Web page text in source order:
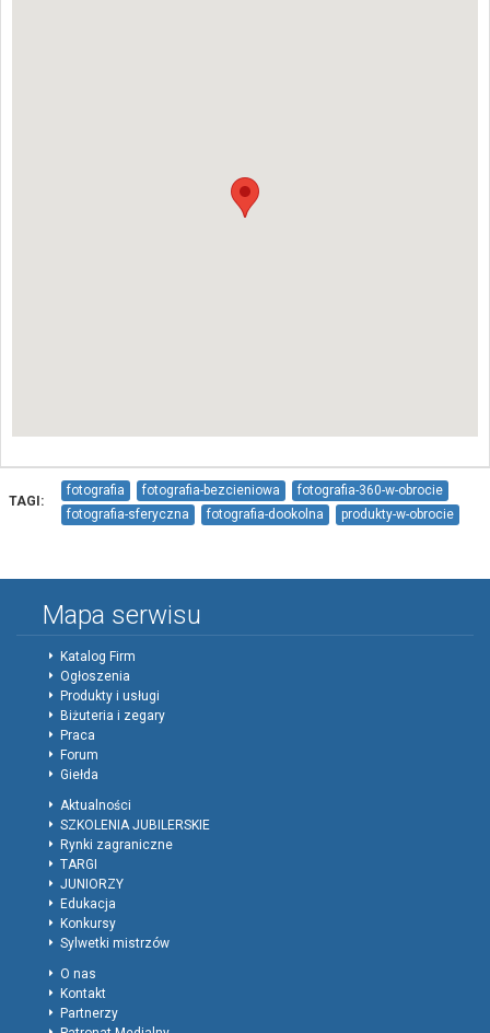
TAGI:
fotografia fotografia-bezcieniowa
fotografia-360-w-obrocie
fotografia-sferyczna
fotografia-dookolna
produkty-w-obrocie
Mapa serwisu
Katalog Firm
Ogłoszenia
Produkty i usługi
Biżuteria i zegary
Praca
Forum
Giełda
Aktualności
SZKOLENIA JUBILERSKIE
Rynki zagraniczne
TARGI
JUNIORZY
Edukacja
Konkursy
Sylwetki mistrzów
O nas
Kontakt
Partnerzy